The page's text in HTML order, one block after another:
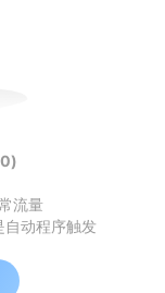
流量
自动程序触发